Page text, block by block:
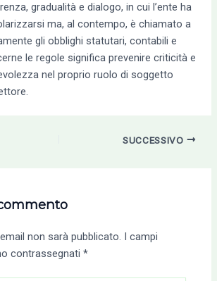
gradualità e dialogo, in cui l’ente ha
ma, al contempo, è chiamato a
gli obblighi statutari, contabili e
le regole significa prevenire criticità e
nel proprio ruolo di soggetto
SUCCESSIVO
non sarà pubblicato. I campi
contrassegnati*